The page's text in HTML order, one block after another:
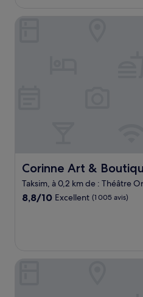
Corinne Art &
Corinne Art & Boutique
Taksim, à 0,2 km de : Théâtre
8.8
8,8/10 Excellent (1 005 avis)